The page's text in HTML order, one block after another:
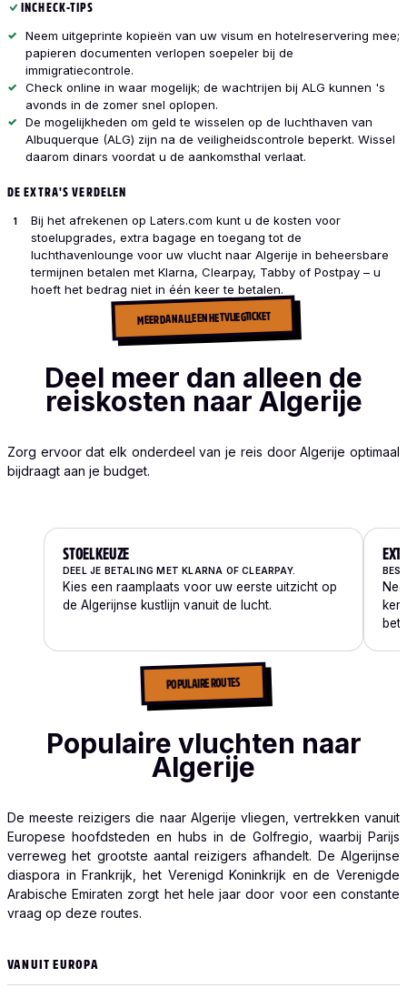
INCHECK-TIPS
Neem uitgeprinte kopieën van uw visum en hotelreservering mee;
papieren documenten verlopen soepeler bij de
immigratiecontrole.
Check online in waar mogelijk; de wachtrijen bij ALG kunnen 's
avonds in de zomer snel oplopen.
De mogelijkheden om geld te wisselen op de luchthaven van
Albuquerque (ALG) zijn na de veiligheidscontrole beperkt. Wissel
daarom dinars voordat u de aankomsthal verlaat.
DE EXTRA'S VERDELEN
Bij het afrekenen op Laters.com kunt u de kosten voor
stoelupgrades, extra bagage en toegang tot de
luchthavenlounge voor uw vlucht naar Algerije in beheersbare
termijnen betalen met Klarna, Clearpay, Tabby of Postpay – u
hoeft het bedrag niet in één keer te betalen.
MEER DAN ALLEEN HET VLIEGTICKET
Deel meer dan alleen de
reiskosten naar Algerije
Zorg ervoor dat elk onderdeel van je reis door Algerije optimaal
bijdraagt aan je budget.
STOELKEUZE
DEEL JE BETALING MET KLARNA OF CLEARPAY.
Kies een raamplaats voor uw eerste uitzicht op
de Algerijnse kustlijn vanuit de lucht.
POPULAIRE ROUTES
Populaire vluchten naar
Algerije
De meeste reizigers die naar Algerije vliegen, vertrekken vanuit
Europese hoofdsteden en hubs in de Golfregio, waarbij Parijs
verreweg het grootste aantal reizigers afhandelt. De Algerijnse
diaspora in Frankrijk, het Verenigd Koninkrijk en de Verenigde
Arabische Emiraten zorgt het hele jaar door voor een constante
vraag op deze routes.
VANUIT EUROPA